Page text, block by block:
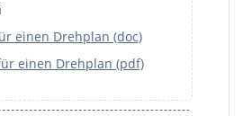
einen Drehplan (doc)
einen Drehplan (pdf)